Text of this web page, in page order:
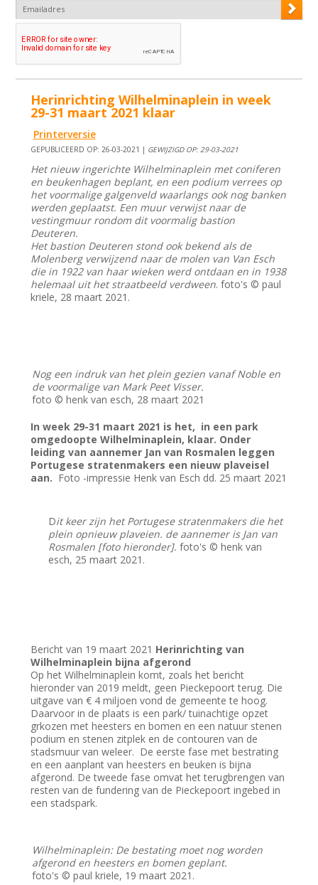
Herinrichting Wilhelminaplein in week
29-31 maart 2021 klaar
Printerversie
GEPUBLICEERD OP: 26-03-2021 | GEWIJZIGD OP: 29-03-2021
Het nieuw ingerichte Wilhelminaplein met coniferen
en beukenhagen beplant, en een podium verrees op
het voormalige galgenveld waarlangs ook nog banken
werden geplaatst. Een muur verwijst naar de
vestingmuur rondom dit voormalig bastion
Deuteren.
Het bastion Deuteren stond ook bekend als de
Molenberg verwijzend naar de molen van Van Esch
die in 1922 van haar wieken werd ontdaan en in 1938
helemaal uit het straatbeeld verdween. foto's © paul
kriele, 28 maart 2021.
Nog een indruk van het plein gezien vanaf Noble en
de voormalige van Mark Peet Visser.
foto © henk van esch, 28 maart 2021
In week 29-31 maart 2021 is het, in een park
omgedoopte Wilhelminaplein, klaar. Onder
leiding van aannemer Jan van Rosmalen leggen
Portugese stratenmakers een nieuw plaveisel
aan. Foto -impressie Henk van Esch dd. 25 maart 2021
Dit keer zijn het Portugese stratenmakers die het
plein opnieuw plaveien. de aannemer is Jan van
Rosmalen [foto hieronder].foto's © henk van
esch, 25 maart 2021.
Bericht van 19 maart 2021 Herinrichting van
Wilhelminaplein bijna afgerond
Op het Wilhelminaplein komt, zoals het bericht
hieronder van 2019 meldt, geen Pieckepoort terug. Die
uitgave van € 4 miljoen vond de gemeente te hoog.
Daarvoor in de plaats is een park/ tuinachtige opzet
grkozen met heesters en bomen en een natuur stenen
podium en stenen zitplek en de contouren van de
stadsmuur van weleer. De eerste fase met bestrating
en een aanplant van heesters en beuken is bijna
afgerond. De tweede fase omvat het terugbrengen van
resten van de fundering van de Pieckepoort ingebed in
een stadspark.
Wilhelminaplein: De bestating moet nog worden
afgerond en heesters en bomen geplant.
foto's © paul kriele, 19 maart 2021.